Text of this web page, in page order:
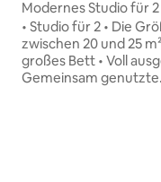
Modernes Studio für
Herzen von Østerbro
• Studio für 2 • Die
zwischen 20 und 25
großes Bett • Voll
Gemeinsam genutzte